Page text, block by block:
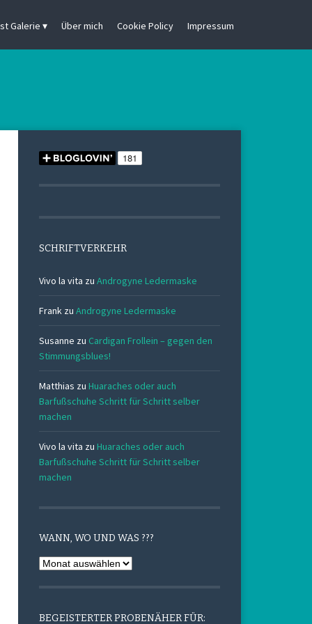
Galerie Über mich Cookie Policy Impressum
SCHRIFTVERKEHR
Vivo la vita zu Androgyne Ledermaske
Frank zu Androgyne Ledermaske
Susanne zu Cardigan Frollein – gegen den
Stimmungsblues!
Matthias zu Huaraches oder auch
Barfußschuhe Schritt für Schritt selber
machen
Vivo la vita zu Huaraches oder auch
Barfußschuhe Schritt für Schritt selber
machen
WANN, WO UND WAS ???
Wann,
BEGEISTERTER PROBENÄHER FÜR: